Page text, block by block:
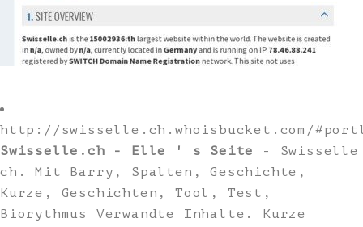
http://swisselle.ch.whoisbucket.com/
Swisselle.ch - Elle ' s Seite
- Swisselle
ch. Mit Barry, Spalten, Geschichte,
Kurze, Geschichten, Tool, Test,
Biorythmus Verwandte Inhalte. Kurze